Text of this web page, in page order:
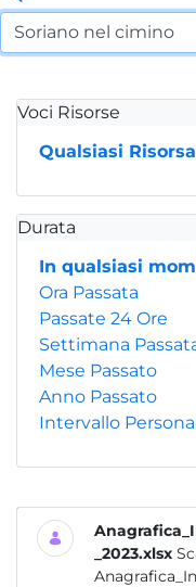
Voci Risorse
Qualsiasi Risorsa
Durata
In qualsiasi
Ora Passata
Passate 24 Ore
Settimana
Mese Passato
Anno Passato
Intervallo
_2023.xlsx